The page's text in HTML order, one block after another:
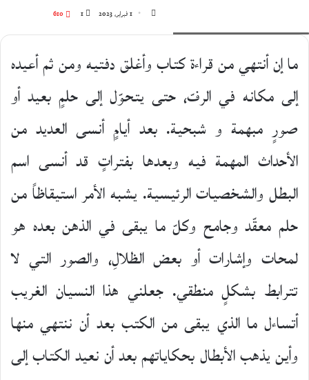
1 فبراير، 2023 1
610
ما إن أنتهي من قراءة كتاب وأغلق دفتيه ومن ثم أعيده
إلى مكانه في الرفّ، حتى يتحوّل إلى حلمٍ بعيد أو
صورٍ مبهمة و شبحية. بعد أيامٍ أنسى العديد من
الأحداث المهمة فيه وبعدها بفتراتٍ قد أنسى اسم
البطل والشخصيات الرئيسية. يشبه الأمر استيقاظاً من
حلم معقّد وجامح وكلّ ما يبقى في الذهن بعده هو
لمحات وإشارات أو بعض الظلالِ، والصور التي لا
تترابط بشكلٍ منطقي. جعلني هذا النسيان الغريب
أتساءل ما الذي يبقى من الكتب بعد أن ننتهي منها
وأين يذهب الأبطال بحكاياتهم بعد أن نعيد الكتاب إلى